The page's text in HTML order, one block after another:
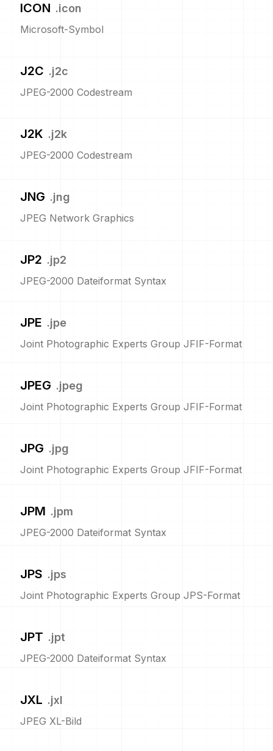
ICON .icon
Microsoft-Symbol
J2C .j2c
JPEG-2000 Codestream
J2K .j2k
JPEG-2000 Codestream
JNG .jng
JPEG Network Graphics
JP2 .jp2
JPEG-2000 Dateiformat Syntax
JPE .jpe
Joint Photographic Experts Group JFIF-Format
JPEG .jpeg
Joint Photographic Experts Group JFIF-Format
JPG .jpg
Joint Photographic Experts Group JFIF-Format
JPM .jpm
JPEG-2000 Dateiformat Syntax
JPS .jps
Joint Photographic Experts Group JPS-Format
JPT .jpt
JPEG-2000 Dateiformat Syntax
JXL .jxl
JPEG XL-Bild